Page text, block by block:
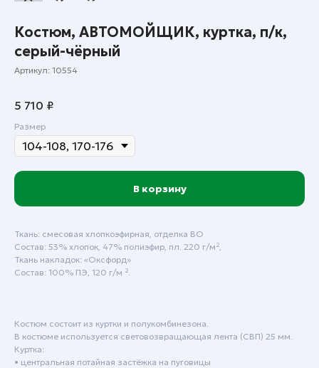
Костюм, АВТОМОЙЩИК, куртка, п/к,
серый-чёрный
Артикул: 10554
5 710 ₽
Размер
В корзину
Ткань: смесовая хлопкоэфирная, отделка ВО
Состав: 53% хлопок, 47% полиэфир, пл. 220 г/м²,
Ткань накладок: «Оксфорд»
Состав: 100% ПЭ, 120 г/м ².
Костюм состоит из куртки и полукомбинезона.
В костюме используется световозвращающая лента (СВП) 25 мм.
Куртка:
• центральная потайная застёжка на пуговицы